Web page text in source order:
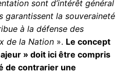
sont d’intérêt général
garantissent la souveraineté
à la défense des
de la Nation ». Le concept
» doit ici être compris
de contrarier une